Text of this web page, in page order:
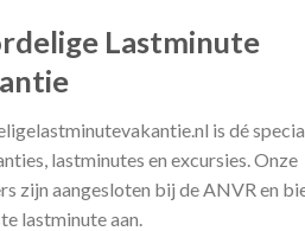
Lastminute
is dé
lastminutes en excursies. Onze
zijn aangesloten bij de ANVR en
lastminute aan.